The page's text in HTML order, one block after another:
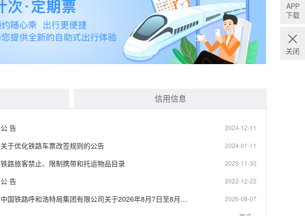
信用信息
公 告 2024-12-11
关于优化铁路车票改签规则的公告 2024-01-11
铁路旅客禁止、限制携带和托运物品目录 2023-11-30
公 告 2022-12-22
中国铁路呼和浩特局集团有限公司关于2026年8月7日至8月29日加开旅客列车的公告 2026-08-07
APP
下载
关闭